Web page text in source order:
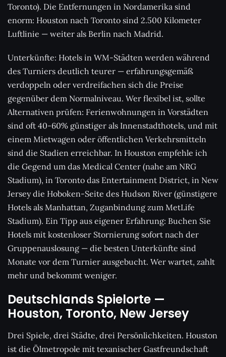
Toronto). Die Entfernungen in Nordamerika sind
enorm: Houston nach Toronto sind 2.500 Kilometer
Luftlinie — weiter als Berlin nach Madrid.
Unterkünfte: Hotels in WM-Städten werden während
des Turniers deutlich teurer — erfahrungsgemäß
verdoppeln oder verdreifachen sich die Preise
gegenüber dem Normalniveau. Wer flexibel ist, sollte
Alternativen prüfen: Ferienwohnungen in Vorstädten
sind oft 40-60% günstiger als Innenstadthotels, und mit
einem Mietwagen oder öffentlichen Verkehrsmitteln
sind die Stadien erreichbar. In Houston empfehle ich
die Gegend um das Medical Center (nahe am NRG
Stadium), in Toronto das Entertainment District, in New
Jersey die Hoboken-Seite des Hudson River (günstigere
Hotels als Manhattan, Zuganbindung zum MetLife
Stadium). Ein Tipp aus eigener Erfahrung: Buchen Sie
Hotels mit kostenloser Stornierung sofort nach der
Gruppenauslosung — die besten Unterkünfte sind
Monate vor dem Turnier ausgebucht. Wer wartet, zahlt
mehr und bekommt weniger.
Deutschlands Spielorte —
Houston, Toronto, New Jersey
Drei Spiele, drei Städte, drei Persönlichkeiten. Houston
ist die Ölmetropole mit texanischer Gastfreundschaft